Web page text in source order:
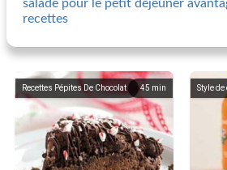
salade pour le petit dejeuner
recettes
45 min
Recettes Pépites De Chocolat Style